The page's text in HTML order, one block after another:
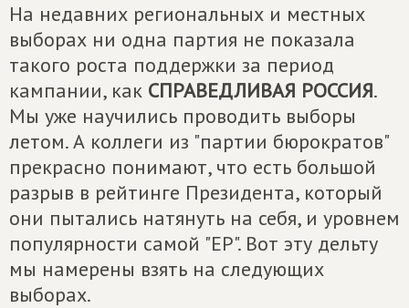
На недавних региональных и местных
выборах ни одна партия не показала
такого роста поддержки за период
кампании, как СПРАВЕДЛИВАЯ РОССИЯ.
Мы уже научились проводить выборы
летом. А коллеги из "партии бюрократов"
прекрасно понимают, что есть большой
разрыв в рейтинге Президента, который
они пытались натянуть на себя, и уровнем
популярности самой "ЕР". Вот эту дельту
мы намерены взять на следующих
выборах.